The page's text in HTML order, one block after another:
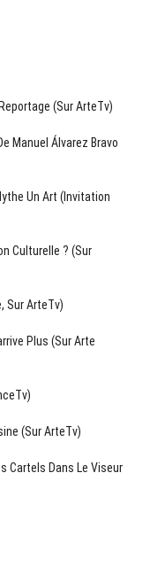
(sur ArteTv)
Manuel Álvarez Bravo
Un Art (Invitation
Culturelle ? (sur
Sur ArteTv)
Plus (sur Arte
(sur ArteTv)
Cartels Dans Le Viseur